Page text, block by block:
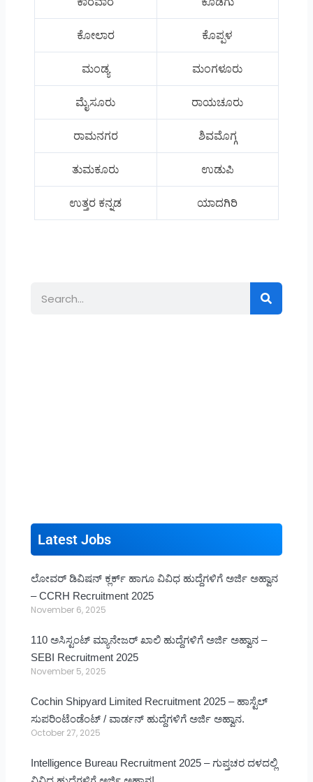
ಕೋಲಾರ ಕೊಪ್ಪಳ
ಮಂಡ್ಯ ಮಂಗಳೂರು
ಮೈಸೂರು ರಾಯಚೂರು
ರಾಮನಗರ ಶಿವಮೊಗ್ಗ
ತುಮಕೂರು ಉಡುಪಿ
ಉತ್ತರ ಕನ್ನಡ ಯಾದಗಿರಿ
Latest Jobs
ಲೋವರ್ ಡಿವಿಷನ್ ಕ್ಲರ್ಕ್ ಹಾಗೂ ವಿವಿಧ ಹುದ್ದೆಗಳಿಗೆ ಅರ್ಜಿ ಅಹ್ವಾನ
– CCRH Recruitment 2025
November 6, 2025
110 ಅಸಿಸ್ಟಂಟ್ ಮ್ಯಾನೇಜರ್ ಖಾಲಿ ಹುದ್ದೆಗಳಿಗೆ ಅರ್ಜಿ ಅಹ್ವಾನ –
SEBI Recruitment 2025
November 5, 2025
Cochin Shipyard Limited Recruitment 2025 – ಹಾಸ್ಟೆಲ್
ಸುಪರಿಂಟೆಂಡೆಂಟ್ / ವಾರ್ಡನ್ ಹುದ್ದೆಗಳಿಗೆ ಅರ್ಜಿ ಅಹ್ವಾನ.
October 27, 2025
Intelligence Bureau Recruitment 2025 – ಗುಪ್ತಚರ ದಳದಲ್ಲಿ